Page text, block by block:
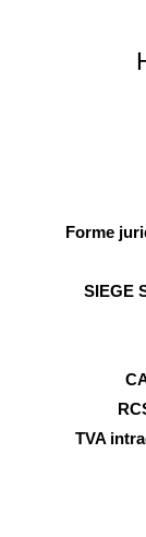
Forme
SIEGE
TVA